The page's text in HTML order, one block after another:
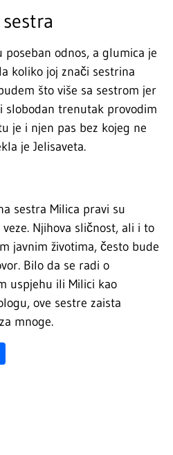
poseban odnos, a glumica je
koliko joj znači sestrina
što više sa sestrom jer
slobodan trenutak provodim
je i njen pas bez kojeg ne
je Jelisaveta.
sestra Milica pravi su
Njihova sličnost, ali i to
javnim životima, često bude
Bilo da se radi o
uspjehu ili Milici kao
ove sestre zaista
mnoge.